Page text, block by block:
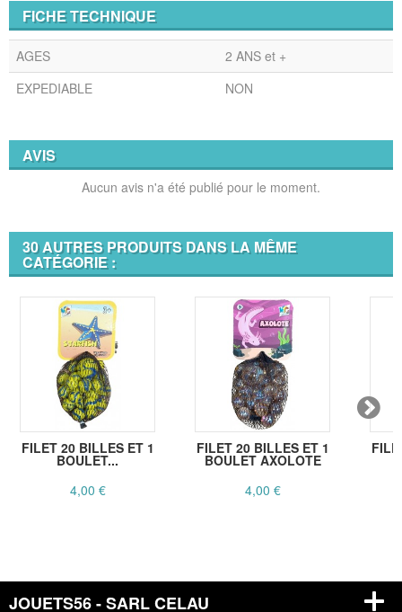
FICHE TECHNIQUE
AGES
2 ANS et +
EXPEDIABLE
NON
AVIS
Aucun avis n'a été publié pour le moment.
30 AUTRES PRODUITS DANS LA MÊME
CATÉGORIE :
FILET 20 BILLES ET 1
BOULET...
4,00 €
FILET 20 BILLES ET 1
BOULET AXOLOTE
4,00 €
JOUETS56 - SARL CELAU